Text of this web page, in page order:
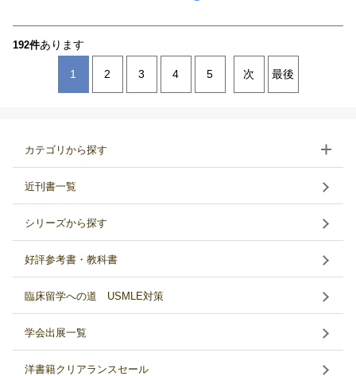
192件あります
1 2 3 4 5 次 最後
カテゴリから探す
近刊書一覧
シリーズから探す
好評参考書・教科書
臨床留学への道 USMLE対策
学会出展一覧
洋書籍クリアランスセール